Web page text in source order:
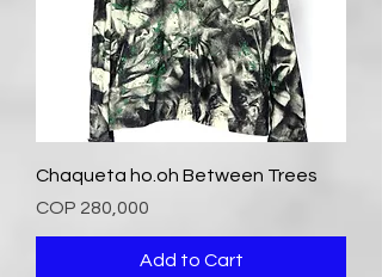
Chaqueta ho.oh Between Trees
Price
COP 280,000
Add to Cart